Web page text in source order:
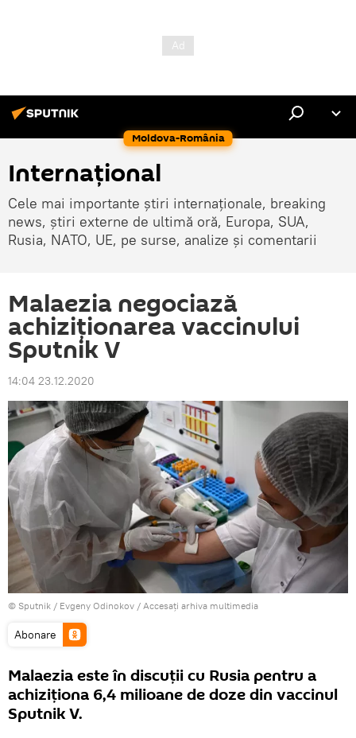
Moldova-România
Internaţional
Cele mai importante știri internaționale, breaking
news, știri externe de ultimă oră, Europa, SUA,
Rusia, NATO, UE, pe surse, analize și comentarii
Malaezia negociază
achiziționarea vaccinului
Sputnik V
14:04 23.12.2020
© Sputnik / Evgeny Odinokov / Accesați arhiva multimedia
Abonare
Malaezia este în discuții cu Rusia pentru a
achiziționa 6,4 milioane de doze din vaccinul
Sputnik V.